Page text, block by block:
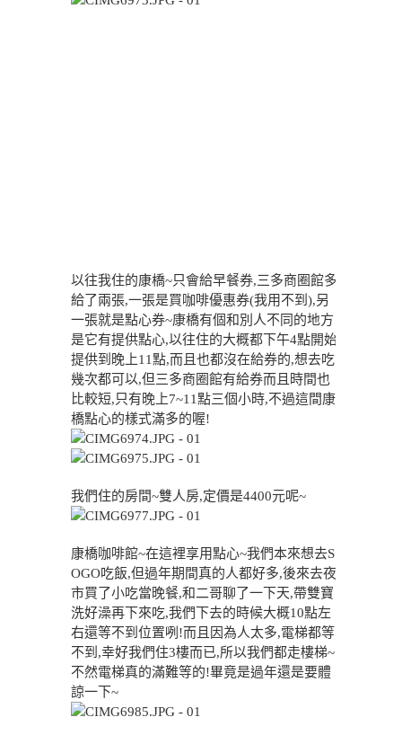
以往我住的康橋~只會給早餐券,三多商圈館多
給了兩張,一張是買咖啡優惠券(我用不到),另
一張就是點心券~康橋有個和別人不同的地方
是它有提供點心,以往住的大概都下午4點開始
提供到晚上11點,而且也都沒在給券的,想去吃
幾次都可以,但三多商圈館有給券而且時間也
比較短,只有晚上7~11點三個小時,不過這間康
橋點心的樣式滿多的喔!
我們住的房間~雙人房,定價是4400元呢~
康橋咖啡館~在這裡享用點心~我們本來想去S
OGO吃飯,但過年期間真的人都好多,後來去夜
市買了小吃當晚餐,和二哥聊了一下天,帶雙寶
洗好澡再下來吃,我們下去的時候大概10點左
右還等不到位置咧!而且因為人太多,電梯都等
不到,幸好我們住3樓而已,所以我們都走樓梯~
不然電梯真的滿難等的!畢竟是過年還是要體
諒一下~